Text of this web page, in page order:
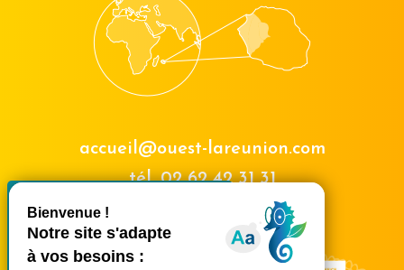
Masquer le
accueil@ouest-lareunion.com
tél.02 62 42 31 31
Nous rencontrer